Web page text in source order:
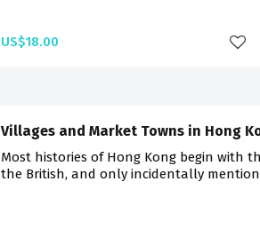
US$18.00
Villages and Market Towns in Hong
Most histories of Hong Kong begin with
the British, and only incidentally